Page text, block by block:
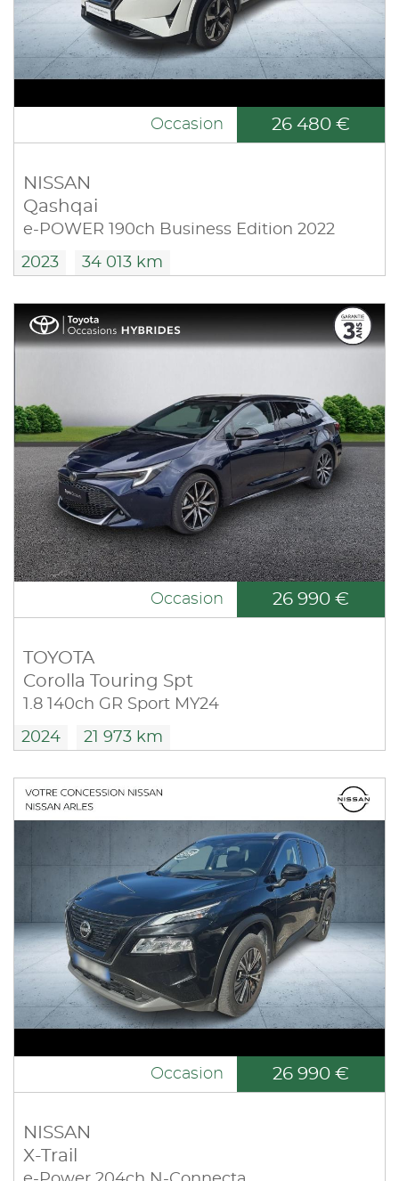
Occasion 26 480 €
NISSAN
Qashqai
e-POWER 190ch Business Edition 2022
2023 34 013 km
Occasion 26 990 €
TOYOTA
Corolla Touring Spt
1.8 140ch GR Sport MY24
2024 21 973 km
Occasion 26 990 €
NISSAN
X-Trail